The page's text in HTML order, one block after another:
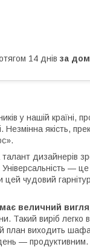
14 днів за
у нашій країні,
Незмінна якість,
талант дизайнерів
Універсальність —
чудовий
величний
Такий виріб легко
план виходить
— продуктивним.